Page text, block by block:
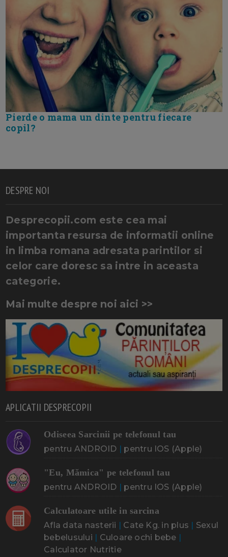
Pierde o mama un dinte pentru fiecare
copil?
DESPRE NOI
Desprecopii.com este cea mai
importanta resursa de informatii online
in limba romana adresata parintilor si
celor care doresc sa intre in aceasta
categorie.
Mai multe despre noi aici >>
APLICATII DESPRECOPII
Odiseea Sarcinii pe telefonul tau
pentru ANDROID | pentru IOS (Apple)
"Eu, Mămica" pe telefonul tau
pentru ANDROID | pentru IOS (Apple)
Calculatoare utile in sarcina
Afla data nasterii | Cate Kg. in plus | Sexul
bebelusului | Culoare ochi bebe |
Calculator Nutritie